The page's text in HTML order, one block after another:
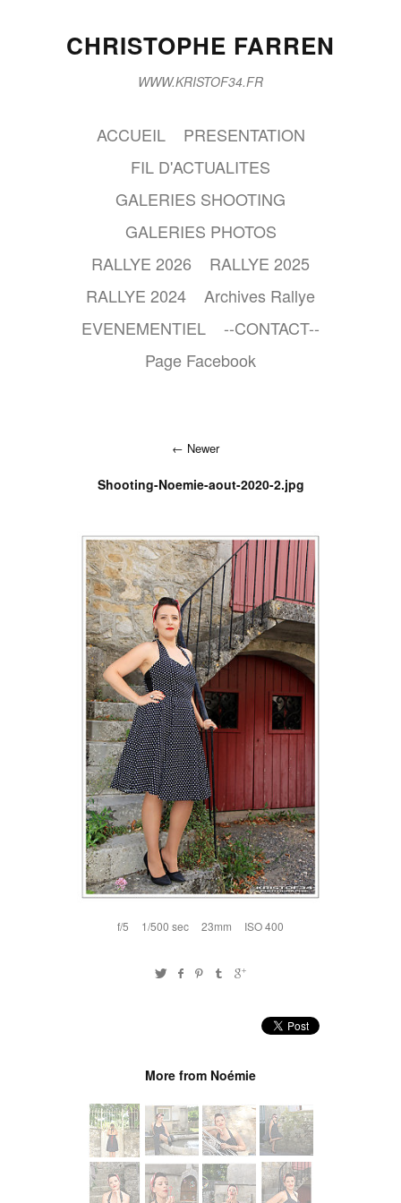
CHRISTOPHE FARREN
WWW.KRISTOF34.FR
ACCUEIL
PRESENTATION
FIL D'ACTUALITES
GALERIES SHOOTING
GALERIES PHOTOS
RALLYE 2026
RALLYE 2025
RALLYE 2024
Archives Rallye
EVENEMENTIEL
--CONTACT--
Page Facebook
Newer
Shooting-Noemie-aout-2020-2.jpg
f/5 1/500 sec 23mm ISO 400
More from Noémie